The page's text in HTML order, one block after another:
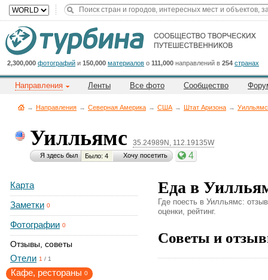
2,300,000 фотографий и 150,000 материалов о 111,000 направлений в 254 странах
Направления Ленты Все фото Сообщество
→ Направления → Северная Америка → CША → Штат Аризона → Уилльямс
Уилльямс 35.24989N, 112.19135W
Я здесь был Было: 4 Хочу посетить 4
Карта
Заметки 0
Фотографии 0
Отзывы, советы
Отели 1 / 1
Кафе, рестораны 0
Еда в
Где поесть в Уилльямс:
оценки, рейтинг.
Советы и
Cейчас
на
сайте:
Title
Button